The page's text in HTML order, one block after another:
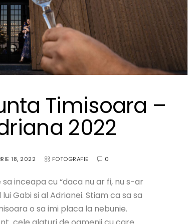
Timisoara –
2022
18, 2022 FOTOGRAFIE 0
inceapa cu “daca nu ar fi, nu s-ar
Gabi si al Adrianei. Stiam ca sa sa
o sa imi placa la nebunie.